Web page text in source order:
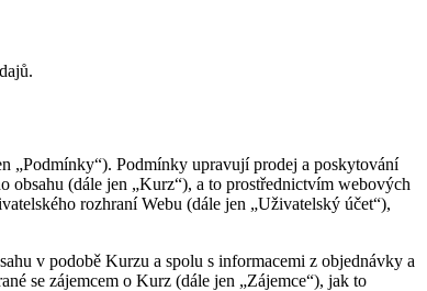
„Podmínky“). Podmínky upravují prodej a poskytování
(dále jen „Kurz“), a to prostřednictvím webových
rozhraní Webu (dále jen „Uživatelský účet“),
v podobě Kurzu a spolu s informacemi z objednávky a
se zájemcem o Kurz (dále jen „Zájemce“), jak to